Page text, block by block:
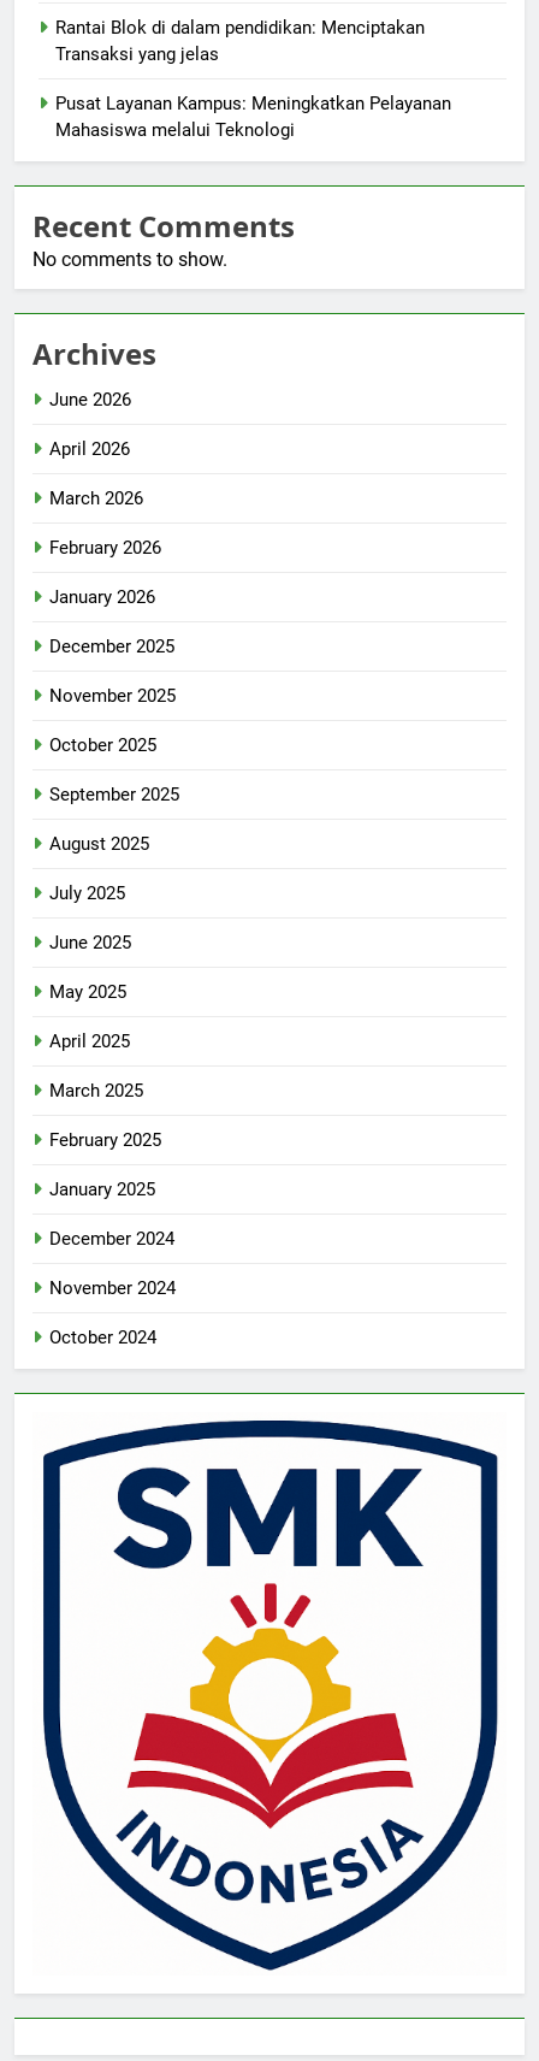
Rantai Blok di dalam pendidikan: Menciptakan
Transaksi yang jelas
Pusat Layanan Kampus: Meningkatkan Pelayanan
Mahasiswa melalui Teknologi
Recent Comments
No comments to show.
Archives
June 2026
April 2026
March 2026
February 2026
January 2026
December 2025
November 2025
October 2025
September 2025
August 2025
July 2025
June 2025
May 2025
April 2025
March 2025
February 2025
January 2025
December 2024
November 2024
October 2024